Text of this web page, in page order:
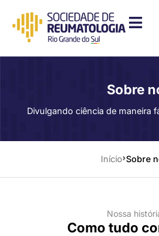
Sobre
Divulgando ciência de maneira
Início Sobre
Nossa
Como tudo